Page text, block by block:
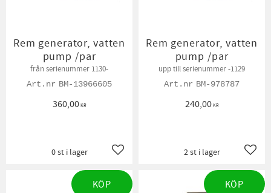
Rem generator, vatten
pump /par
från serienummer 1130-
BM-13966605
360,00KR
Lägg till i favoriter
0 st i lager
Rem generator, vatten
pump /par
upp till serienummer -1129
BM-978787
240,00KR
2 st i lager
KÖP KÖP